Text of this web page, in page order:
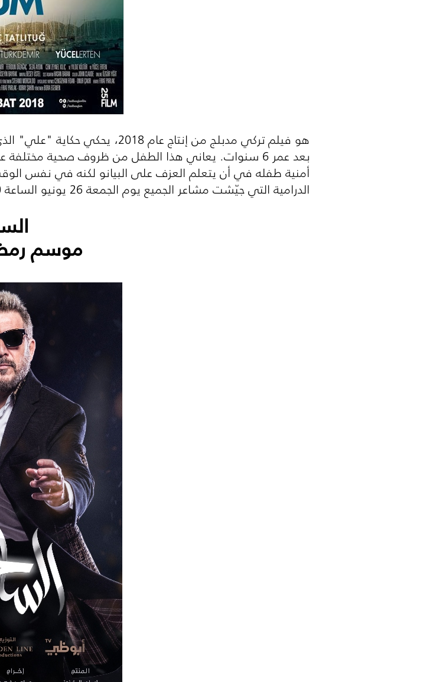
هو فيلم تركي مدبلج من إنتاج
بعد عمر 6 سنوات. يعاني هذا الطفل من ظروف صحية
أمنية طفله في أن يتعلم العزف على البيانو لكنه في نفس
الدرامية التي جيّشت مشاعر الجميع يوم الجمعة 26 يونيو الساعة 23:00 بتوقيت السعودية على
موسم